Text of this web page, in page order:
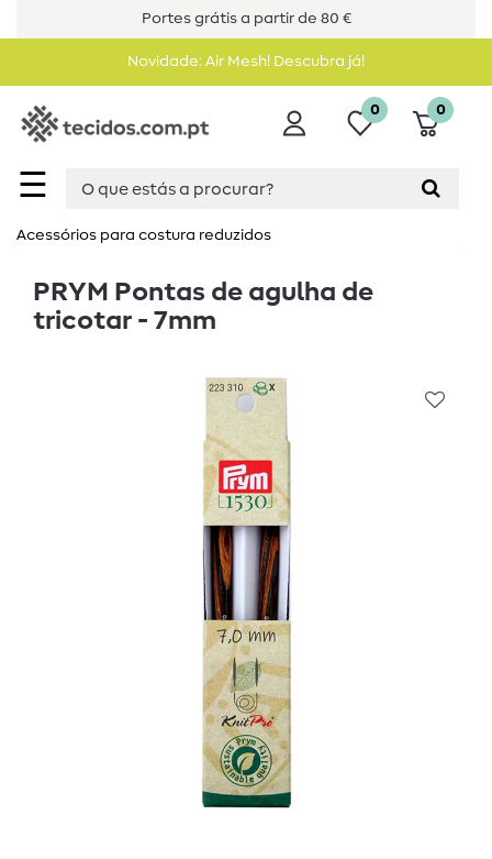
Portes grátis a partir de 80 €
Novidade: Air Mesh! Descubra já!
☰
0 0
Acessórios para costura reduzidos
PRYM Pontas de agulha de
tricotar - 7mm